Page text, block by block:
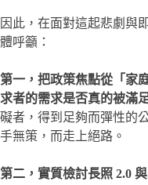
因此，在面對這起悲劇與
體呼籲：
第一，把政策焦點從「家
求者的需求是否真的被滿足
礙者，得到足夠而彈性的
手無策，而走上絕路。
第二，實質檢討長照 2.0